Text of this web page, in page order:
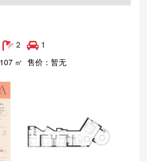
2
1
㎡ 售价：暂无